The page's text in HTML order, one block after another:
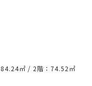
㎡ / 2階：74.52㎡